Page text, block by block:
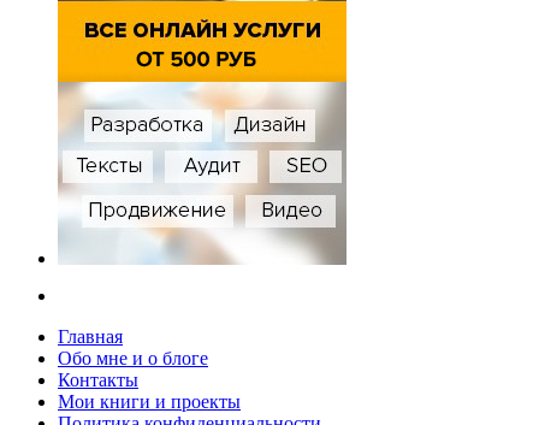
Главная
Обо мне и о блоге
Контакты
Мои книги и проекты